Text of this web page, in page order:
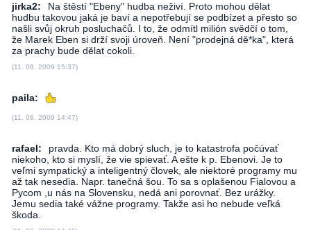
jirka2:
Na štěstí "Ebeny" hudba neživí. Proto mohou dělat
hudbu takovou jaká je baví a nepotřebují se podbízet a přesto so
našli svůj okruh posluchačů. I to, že odmítl milión svědčí o tom,
že Marek Eben si drží svoji úroveň. Není "prodejná dě*ka", která
za prachy bude dělat cokoli.
(11. 08. 2009 15:37)
paila:
(11. 08. 2009 14:47)
rafael:
pravda. Kto má dobrý sluch, je to katastrofa počúvať
niekoho, kto si myslí, že vie spievať. A ešte k p. Ebenovi. Je to
veľmi sympatický a inteligentný človek, ale niektoré programy mu
až tak nesedia. Napr. tanečná šou. To sa s oplašenou Fialovou a
Pycom ,u nás na Slovensku, nedá ani porovnať. Bez urážky.
Jemu sedia také vážne programy. Takže asi ho nebude veľká
škoda.